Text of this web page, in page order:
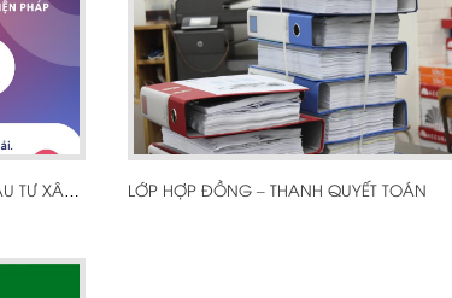
NHỮNG SAI XÓT TRONG QLDA ĐẦU TƯ XÂY DỰNG LỚP HỢP ĐỒNG – THANH QUYẾT TOÁN